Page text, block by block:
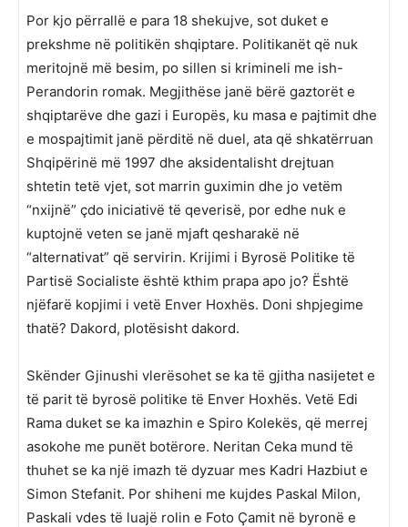
Por kjo përrallë e para 18 shekujve, sot duket e
prekshme në politikën shqiptare. Politikanët që nuk
meritojnë më besim, po sillen si krimineli me ish-
Perandorin romak. Megjithëse janë bërë gaztorët e
shqiptarëve dhe gazi i Europës, ku masa e pajtimit dhe
e mospajtimit janë përditë në duel, ata që shkatërruan
Shqipërinë më 1997 dhe aksidentalisht drejtuan
shtetin tetë vjet, sot marrin guximin dhe jo vetëm
“nxijnë” çdo iniciativë të qeverisë, por edhe nuk e
kuptojnë veten se janë mjaft qesharakë në
“alternativat” që servirin. Krijimi i Byrosë Politike të
Partisë Socialiste është kthim prapa apo jo? Është
njëfarë kopjimi i vetë Enver Hoxhës. Doni shpjegime
thatë? Dakord, plotësisht dakord.
Skënder Gjinushi vlerësohet se ka të gjitha nasijetet e
të parit të byrosë politike të Enver Hoxhës. Vetë Edi
Rama duket se ka imazhin e Spiro Kolekës, që merrej
asokohe me punët botërore. Neritan Ceka mund të
thuhet se ka një imazh të dyzuar mes Kadri Hazbiut e
Simon Stefanit. Por shiheni me kujdes Paskal Milon,
Paskali vdes të luajë rolin e Foto Çamit në byronë e